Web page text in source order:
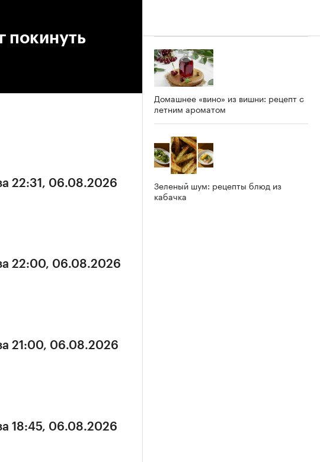
покинуть
22:31, 06.08.2026
22:00, 06.08.2026
21:00, 06.08.2026
18:45, 06.08.2026
Домашнее «вино» из вишни: рецепт с
летним ароматом
Зеленый шум: рецепты блюд из
кабачка